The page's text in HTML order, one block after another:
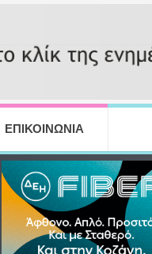
ΕΠΙΚΟΙΝΩΝΙΑ